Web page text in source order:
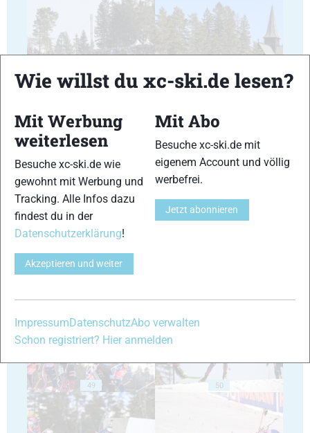
43 44
45
49 50
Wie willst du xc-ski.de lesen?
Mit Werbung
weiterlesen
Besuche xc-ski.de wie
gewohnt mit Werbung und
Tracking. Alle Infos dazu
findest du in der
Datenschutzerklärung!
Akzeptieren und weiter
Mit Abo
Besuche xc-ski.de mit
eigenem Account und völlig
werbefrei.
Jetzt abonnieren
ImpressumDatenschutzAbo verwalten
Schon registriert? Hier anmelden